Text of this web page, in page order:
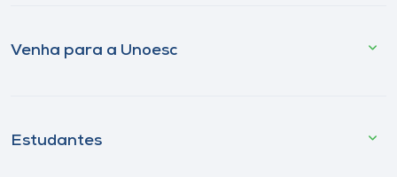
Venha para a Unoesc
Estudantes